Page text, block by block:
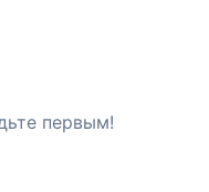
первым!